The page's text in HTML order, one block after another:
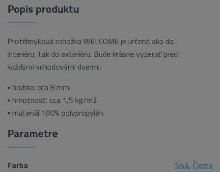
Popis produktu
Protišmyková rohožka WELCOME je určená ako do
interiéru, tak do exteriéru. Bude krásne vyzerať pred
každými vchodovými dvermi.
▪ hrúbka: cca 8 mm
▪ hmotnosť: cca 1,5 kg/m2
▪ materiál 100% polypropylén
Parametre
Farba Sivá, Čierna